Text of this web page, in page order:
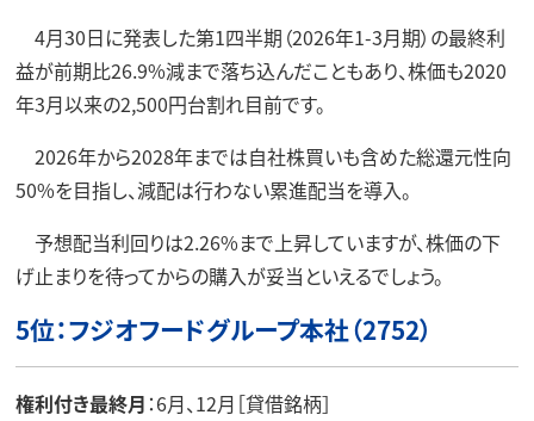
4月30日に発表した第1四半期（2026年1-3月期）の最終利
益が前期比26.9%減まで落ち込んだこともあり、株価も2020
年3月以来の2,500円台割れ目前です。
2026年から2028年までは自社株買いも含めた総還元性向
50%を目指し、減配は行わない累進配当を導入。
予想配当利回りは2.26%まで上昇していますが、株価の下
げ止まりを待ってからの購入が妥当といえるでしょう。
5位：フジオフードグループ本社（2752）
権利付き最終月 ：6月、12月［貸借銘柄］